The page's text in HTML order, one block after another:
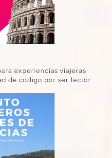
experiencias viajeras
de código por ser lector